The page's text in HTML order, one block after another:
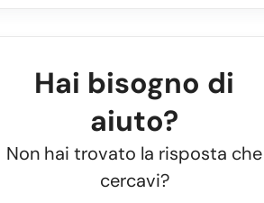
Hai bisogno di
aiuto?
Non hai trovato la risposta che
cercavi?